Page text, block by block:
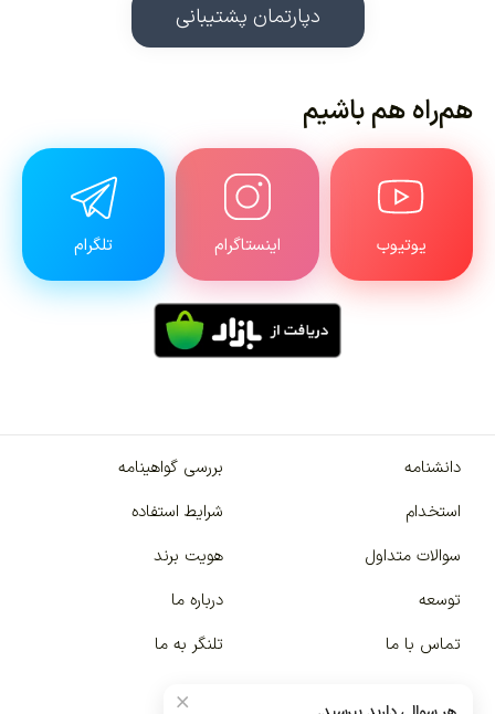
دپارتمان پشتیبانی
هم‌راه هم باشیم
یوتیوب اینستاگرام تلگرام
دانشنامه
بررسی گواهینامه
استخدام
شرایط استفاده
سوالات متداول
هویت برند
توسعه
درباره ما
تماس با ما
تلنگر به ما
×